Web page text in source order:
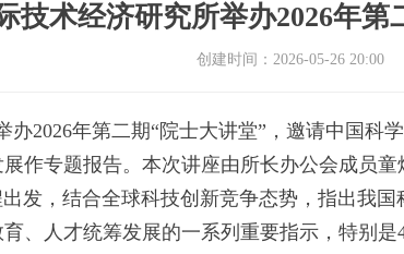
技术经济研究所举办2026年第
2026年第二期“院士大讲堂”，邀请中国科
作专题报告。本次讲座由所长办公会成员童
，结合全球科技创新竞争态势，指出我国
、人才统筹发展的一系列重要指示，特别
创建时间： 2026-05-26 20:00